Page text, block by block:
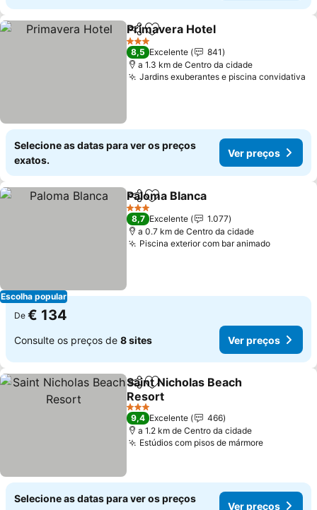
PartilharAdicionar aos favoritos
Primavera Hotel
3 Estrelas
8,5 Excelente
841
a 1.3 km de Centro da cidade
Jardins exuberantes e piscina convidativa
Selecione as datas para ver os preços
exatos.
Ver preços
Escolha popular
PartilharAdicionar aos favoritos
Paloma Blanca
3 Estrelas
8,7 Excelente
1.077
a 0.7 km de Centro da cidade
Piscina exterior com bar animadoVer
De € 134
Consulte os preços de 8 sites Ver preços
PartilharAdicionar aos favoritos
Saint Nicholas Beach
Resort
Ver preços
3 Estrelas
9,4 Excelente
466
a 1.2 km de Centro da cidade
Estúdios com pisos de mármoreVer
Selecione as datas para ver os preços
Ver preços